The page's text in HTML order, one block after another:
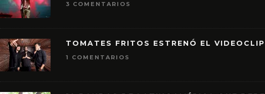
3 COMENTARIOS
TOMATES FRITOS ESTRENÓ EL
1 COMENTARIOS